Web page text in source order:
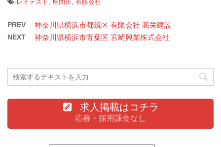
-レイテスト 座間市 有限会社
PREV 神奈川県横浜市都筑区 有限会社 高栄建設
NEXT 神奈川県横浜市青葉区 宮崎興業株式会社
求人掲載はコチラ
応募・採用課金なし